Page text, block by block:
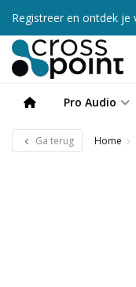
Registreer en ontdek je
Pro Audio
Ga terug Home